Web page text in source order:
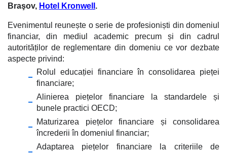
Braşov, Hotel Kronwell .
Evenimentul reunește o serie de profesioniști din domeniul
financiar, din mediul academic precum și din cadrul
autorităților de reglementare din domeniu ce vor dezbate
aspecte privind:
Rolul educației financiare în consolidarea pieței
financiare;
Alinierea piețelor financiare la standardele și
bunele practici OECD;
Maturizarea piețelor financiare și consolidarea
încrederii în domeniul financiar;
Adaptarea piețelor financiare la criteriile de